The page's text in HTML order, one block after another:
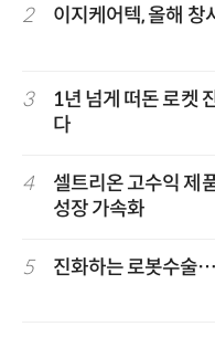
2 이지케어텍, 올해
3
1년 넘게 떠돈 로켓
다
4
셀트리온 고수익 제
성장 가속화
5 진화하는 로봇수술